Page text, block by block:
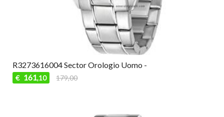
R3273616004 Sector Orologio Uomo -
€ 161,10 179,00